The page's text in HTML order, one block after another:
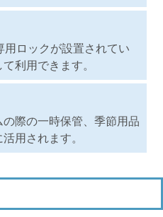
用ロックが設置されてい
利用できます。
際の一時保管、季節用品
用されます。